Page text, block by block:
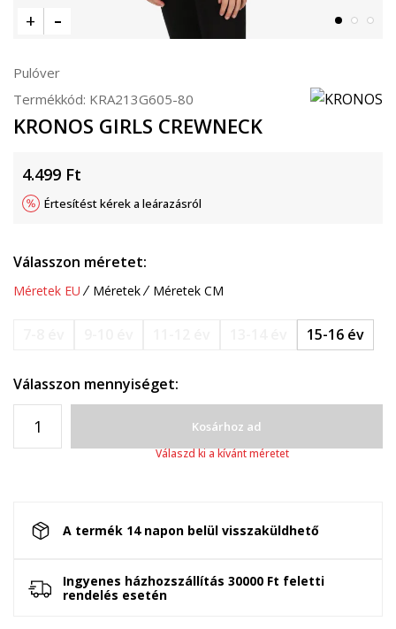
Pulóver
Termékkód: KRA213G605-80
KRONOS GIRLS CREWNECK
4.499 Ft
Értesítést kérek a leárazásról
Válasszon méretet:
Méretek EU Méretek Méretek CM
15-16 év
Válasszon mennyiséget:
Kosárhoz ad
Válaszd ki a kívánt méretet
A termék 14 napon belül visszaküldhető
Ingyenes házhozszállítás 30000 Ft feletti
rendelés esetén